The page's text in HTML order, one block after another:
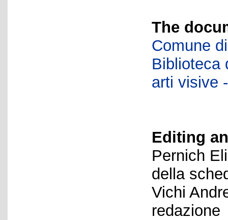
The
Comune
Biblioteca
arti visive
Editing
Pernich
della
Vichi
redazione